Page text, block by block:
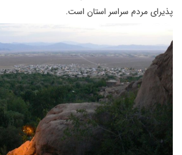
پذیرای مردم سراسر استان است.